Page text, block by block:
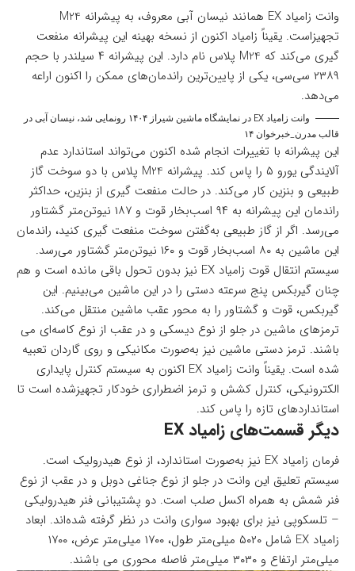
وانت زامیاد EX همانند نیسان آبی معروف، به پیشرانه M24
تجهیزاست. یقیناً زامیاد اکنون از نسخه بهینه این پیشرانه منفعت
گیری می‌کند که M24 پلاس نام دارد. این پیشرانه ۴ سیلندر با حجم
۲۳۸۹ سی‌سی، یکی از پایین‌ترین راندمان‌های ممکن را اکنون اراعه
می‌دهد.
وانت زامیاد EX در نمایشگاه ماشین شیراز ۱۴۰۴ رونمایی شد، نیسان آبی در
قالب مدرن_خبرخوان ۱۴
این پیشرانه با تغییرات انجام شده اکنون می‌تواند استاندارد عدم
آلایندگی یورو ۵ را پاس کند. پیشرانه M24 پلاس با دو سوخت گاز
طبیعی و بنزین کار می‌کند. در حالت منفعت گیری از بنزین، حداکثر
راندمان این پیشرانه به ۹۴ اسب‌بخار قوت و ۱۸۷ نیوتن‌متر گشتاور
می‌رسد. اگر از گاز طبیعی به‌گفتن سوخت منفعت گیری کنید، راندمان
این ماشین به ۸۰ اسب‌بخار قوت و ۱۶۰ نیوتن‌متر گشتاور می‌رسد.
سیستم انتقال قوت زامیاد EX نیز بدون تحول باقی مانده است و هم
چنان گیربکس پنج سرعته دستی را در این ماشین می‌بینیم. این
گیربکس، قوت و گشتاور را به محور عقب ماشین منتقل می‌کند.
ترمزهای ماشین در جلو از نوع دیسکی و در عقب از نوع کاسه‌ای می
باشند. ترمز دستی ماشین نیز به‌صورت مکانیکی و روی گاردان تعبیه
شده است. یقیناً وانت زامیاد EX اکنون به سیستم کنترل پایداری
الکترونیکی، کنترل کشش و ترمز اضطراری خودکار تجهیزشده است تا
استانداردهای تازه را پاس کند.
دیگر قسمت‌های زامیاد EX
فرمان زامیاد EX نیز به‌صورت استاندارد، از نوع هیدرولیک است.
سیستم تعلیق این وانت در جلو از نوع جناغی دوبل و در عقب از نوع
فنر شمش به همراه اکسل صلب است. دو پشتیبانی فنر هیدرولیکی
– تلسکوپی نیز برای بهبود سواری وانت در نظر گرفته شده‌اند. ابعاد
زامیاد EX شامل ۵۰۲۰ میلی‌متر طول، ۱۷۰۰ میلی‌متر عرض، ۱۷۰۰
میلی‌متر ارتفاع و ۳۰۳۰ میلی‌متر فاصله محوری می باشند.